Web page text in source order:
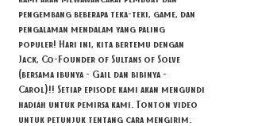
pengembang beberapa teka-teki, game, dan
pengalaman mendalam yang paling
populer! Hari ini, kita bertemu dengan
Jack, Co-Founder of Sultans of Solve
(bersama ibunya - Gail dan bibinya -
Carol)!! Setiap episode kami akan mengundi
hadiah untuk pemirsa kami. Tonton video
untuk petunjuk tentang cara mengirim.